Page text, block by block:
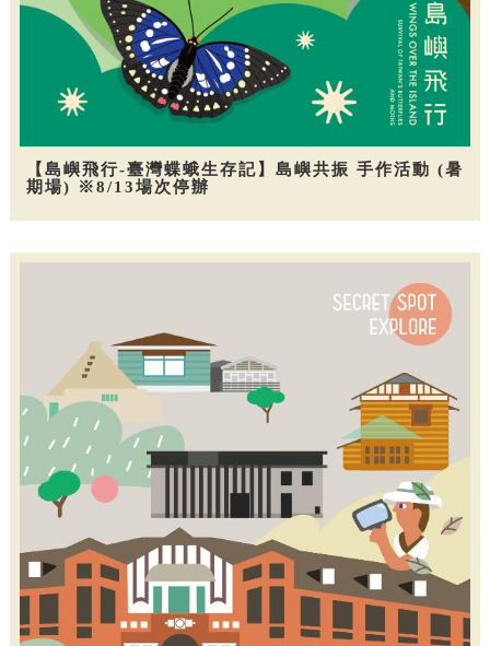
【島嶼飛行-臺灣蝶蛾生存記】島嶼共振 手作活動 (暑
期場) ※8/13場次停辦